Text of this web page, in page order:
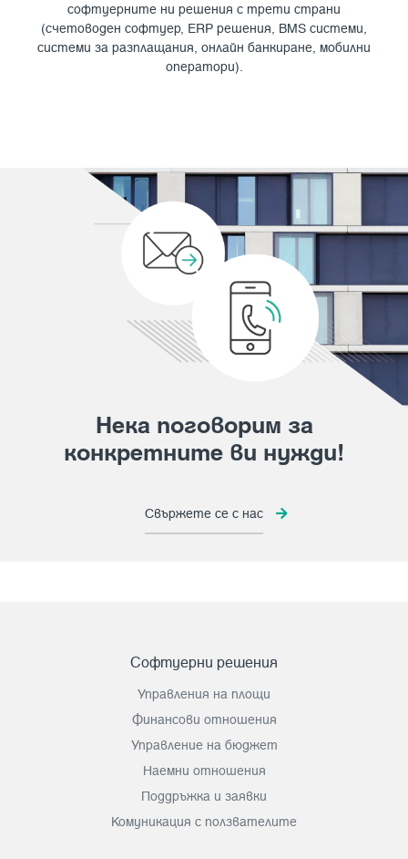
софтуерните ни решения с трети страни
(счетоводен софтуер, ERP решения, BMS системи,
системи за разплащания, онлайн банкиране, мобилни
оператори).
Нека поговорим за
конкретните ви нужди!
Свържете се с нас
Софтуерни решения
Управления на площи
Финансови отношения
Управление на бюджет
Наемни отношения
Поддръжка и заявки
Комуникация с ползвателите